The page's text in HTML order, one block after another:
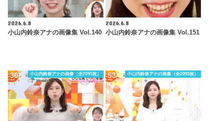
2026.6.8
小山内鈴奈アナの画像集 Vol.140
2026.6.8
小山内鈴奈アナの画像集 Vol.151
小山内鈴奈アナの画像（全2095枚） 小山内鈴奈アナの画像（全2095枚）